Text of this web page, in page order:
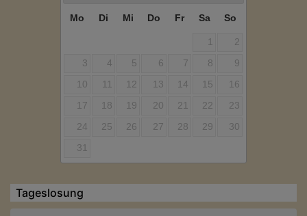
Mo Di Mi Do Fr Sa So
1
2
3
4 5 6 7 8
9
10
11 12 13 14 15
16
17
18 19 20 21 22
23
24
25 26 27 28 29
30
31
Tageslosung